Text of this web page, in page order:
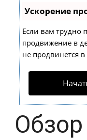
Ускорение
Если вам трудно
продвижение в
не продвинется в